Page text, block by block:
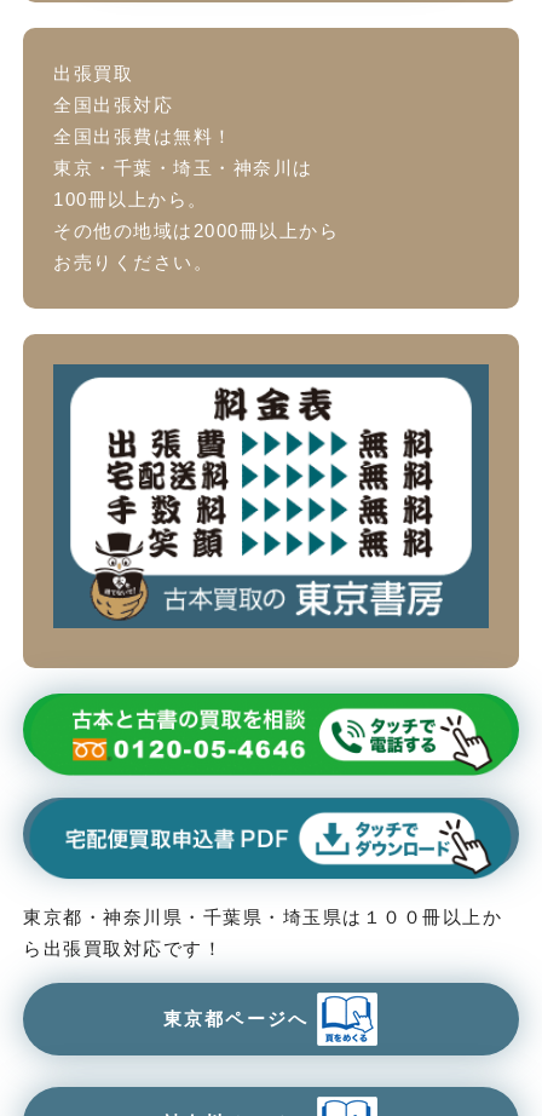
出張買取
全国出張対応
全国出張費は無料！
東京・千葉・埼玉・神奈川は
100冊以上から。
その他の地域は2000冊以上から
お売りください。
東京都・神奈川県・千葉県・埼玉県は１００冊以上か
ら出張買取対応です！
東京都ページへ